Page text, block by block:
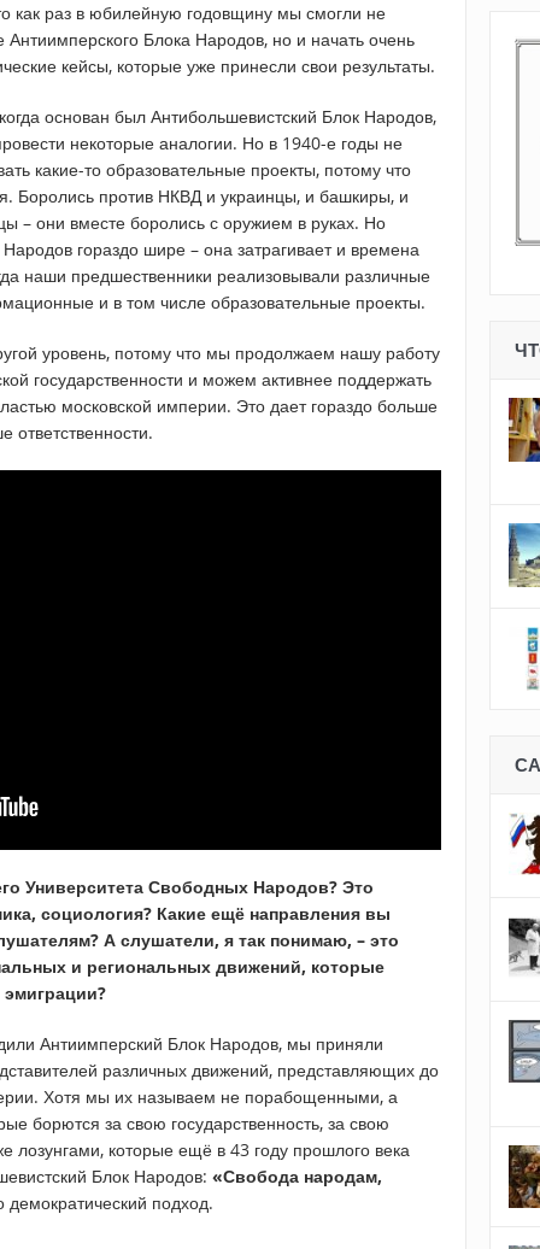
как раз в юбилейную годовщину мы смогли не
Блока Народов, но и начать очень
кейсы, которые уже принесли свои результаты.
основан был Антибольшевистский Блок Народов,
некоторые аналогии. Но в 1940-е годы не
какие-то образовательные проекты, потому что
Боролись против НКВД и украинцы, и башкиры, и
– они вместе боролись с оружием в руках. Но
гораздо шире – она затрагивает и времена
наши предшественники реализовывали различные
и в том числе образовательные проекты.
уровень, потому что мы продолжаем нашу работу
государственности и можем активнее поддержать
московской империи. Это дает гораздо больше
ответственности.
Университета Свободных Народов? Это
социология? Какие ещё направления вы
А слушатели, я так понимаю, – это
и региональных движений, которые
эмиграции?
Антиимперский Блок Народов, мы приняли
различных движений, представляющих до
Хотя мы их называем не порабощенными, а
борются за свою государственность, за свою
лозунгами, которые ещё в 43 году прошлого века
Блок Народов: «Свобода народам,
подход.